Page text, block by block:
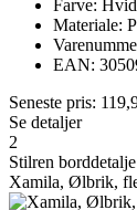
Farve: Hvid
Materiale:
EAN:
Seneste pris:
Se detaljer
2
Stilren borddetalje
Xamila, Ølbrik,